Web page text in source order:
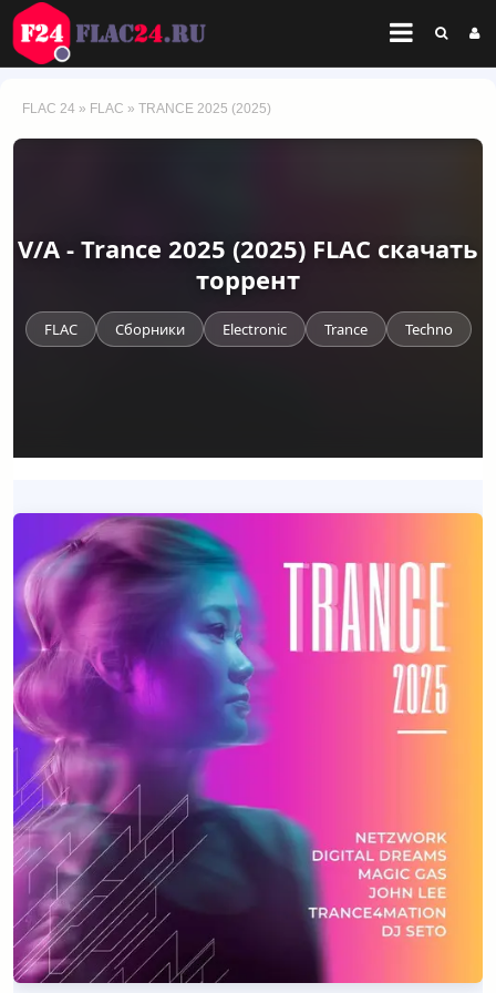
FLAC 24 » FLAC » TRANCE 2025 (2025)
V/A - Trance 2025 (2025) FLAC скачать
торрент
FLAC Сборники Electronic Trance Techno